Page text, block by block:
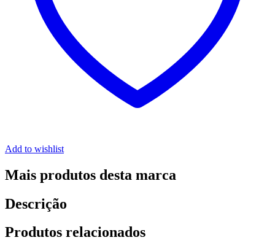
Add to wishlist
Mais produtos desta marca
Descrição
Produtos relacionados